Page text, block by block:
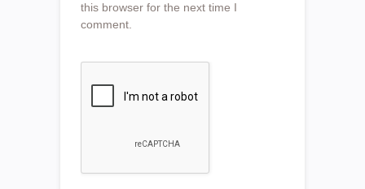
this browser for the next time I
comment.